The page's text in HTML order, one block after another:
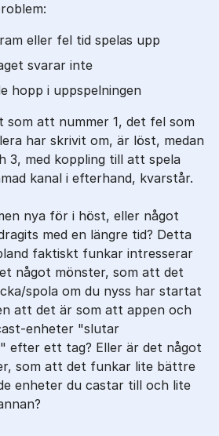
eller fel tid spelas upp
svarar inte
hopp i uppspelningen
som att nummer 1, det fel som
har skrivit om, är löst, medan
3, med koppling till att spela
kanal i efterhand, kvarstår.
nya för i höst, eller något
med en längre tid? Detta
faktiskt funkar intresserar
något mönster, som att det
spola om du nyss har startat
att det är som att appen och
enheter "slutar
efter ett tag? Eller är det något
som att det funkar lite bättre
enheter du castar till och lite